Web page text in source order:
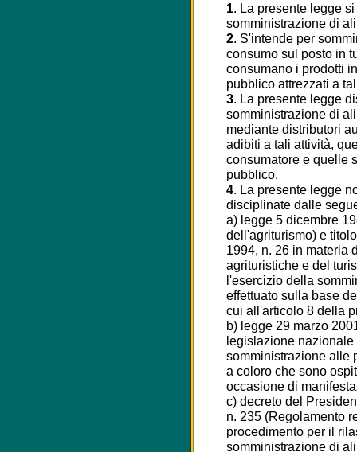
1. La presente legge
somministrazione di
2. S'intende per
consumo sul posto in
consumano i prodotti
pubblico attrezzati a
3. La presente legge
somministrazione di
mediante distributori
adibiti a tali attività,
consumatore e quelle
pubblico.
4. La presente legge
disciplinate dalle
a) legge 5 dicembre
dell'agriturismo) e
1994, n. 26 in materia
agrituristiche e del
l'esercizio della
effettuato sulla base
cui all'articolo 8 della
b) legge 29 marzo
legislazione nazionale
somministrazione alle
a coloro che sono
occasione di
c) decreto del
n. 235 (Regolamento
procedimento per il
somministrazione di